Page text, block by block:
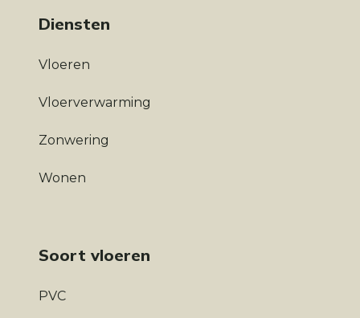
Diensten
Vloeren
Vloerverwarming
Zonwering
Wonen
Soort vloeren
PVC